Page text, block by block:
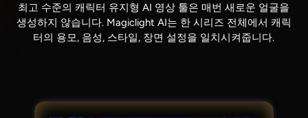
최고 수준의 캐릭터 유지형 AI 영상 툴은 매번 새로운 얼굴을
생성하지 않습니다. Magiclight AI는 한 시리즈 전체에서 캐릭
터의 용모, 음성, 스타일, 장면 설정을 일치시켜줍니다.